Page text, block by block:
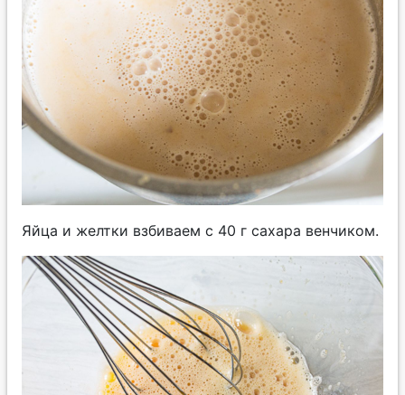
Яйца и желтки взбиваем с 40 г сахара венчиком.